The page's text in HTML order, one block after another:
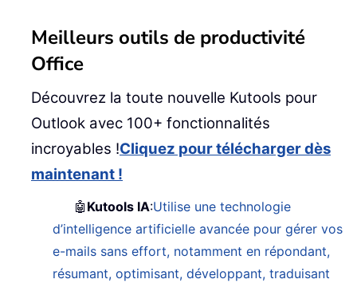
Meilleurs outils de productivité
Office
Découvrez la toute nouvelle Kutools pour
Outlook avec 100+ fonctionnalités
incroyables !Cliquez pour télécharger dès
maintenant !
🤖 Kutools IA:Utilise une technologie
d’intelligence artificielle avancée pour gérer vos
e-mails sans effort, notamment en répondant,
résumant, optimisant, développant, traduisant